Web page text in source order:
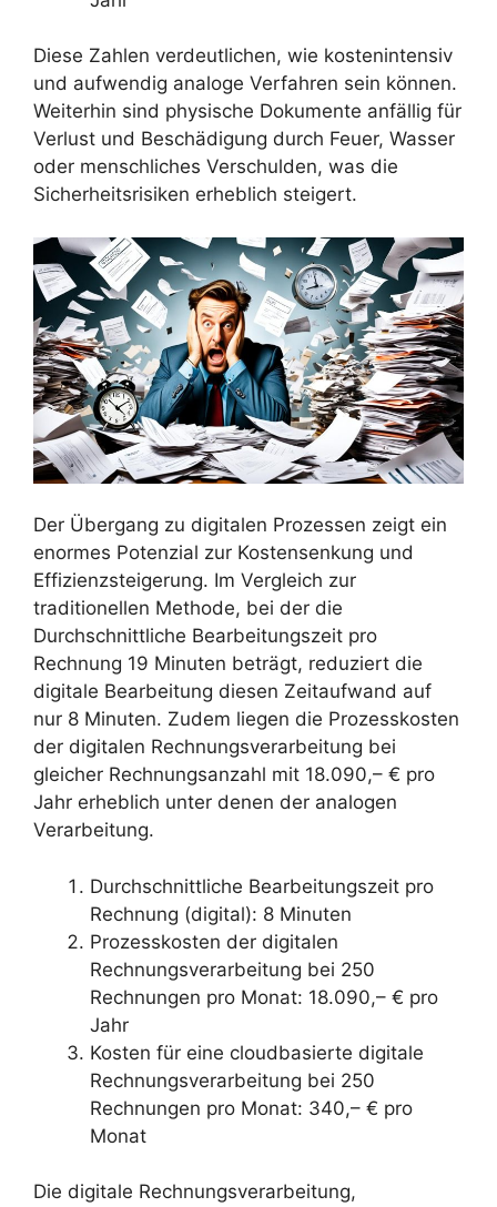
Diese Zahlen verdeutlichen, wie kostenintensiv
und aufwendig analoge Verfahren sein können.
Weiterhin sind physische Dokumente anfällig für
Verlust und Beschädigung durch Feuer, Wasser
oder menschliches Verschulden, was die
Sicherheitsrisiken erheblich steigert.
Der Übergang zu digitalen Prozessen zeigt ein
enormes Potenzial zur Kostensenkung und
Effizienzsteigerung. Im Vergleich zur
traditionellen Methode, bei der die
Durchschnittliche Bearbeitungszeit pro
Rechnung 19 Minuten beträgt, reduziert die
digitale Bearbeitung diesen Zeitaufwand auf
nur 8 Minuten. Zudem liegen die Prozesskosten
der digitalen Rechnungsverarbeitung bei
gleicher Rechnungsanzahl mit 18.090,– € pro
Jahr erheblich unter denen der analogen
Verarbeitung.
Durchschnittliche Bearbeitungszeit pro
Rechnung (digital): 8 Minuten
Prozesskosten der digitalen
Rechnungsverarbeitung bei 250
Rechnungen pro Monat: 18.090,– € pro
Jahr
Kosten für eine cloudbasierte digitale
Rechnungsverarbeitung bei 250
Rechnungen pro Monat: 340,– € pro
Monat
Die digitale Rechnungsverarbeitung,